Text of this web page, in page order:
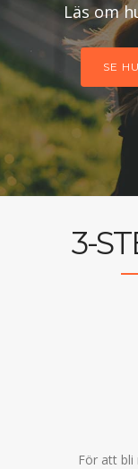
Läs om
SE
3-
För att bli